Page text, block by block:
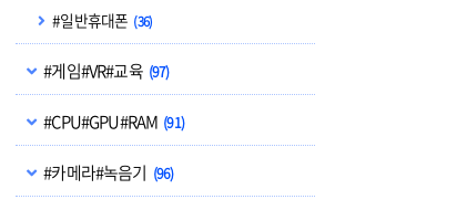
#일반휴대폰 (36)
#게임#VR#교육 (97)
#CPU#GPU#RAM (91)
#카메라#녹음기 (96)